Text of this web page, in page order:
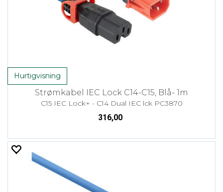
Hurtigvisning
Strømkabel IEC Lock C14-C15, Blå- 1m
C15 IEC Lock+ - C14 Dual IEC lck PC3870
316,00